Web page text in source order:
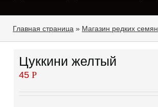
Главная страница » Магазин редких семян
Цуккини желтый
45Р